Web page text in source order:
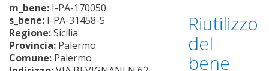
m_bene: I-PA-170050
s_bene: I-PA-31458-S
Regione:Sicilia
Provincia: Palermo
Comune: Palermo
Riutilizzo
del
bene